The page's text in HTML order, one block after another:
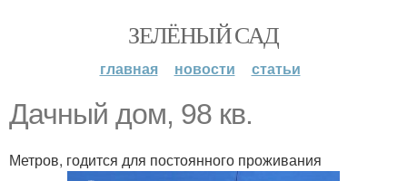
ЗЕЛЁНЫЙ САД
главная новости статьи
Дачный дом, 98 кв.
Метров, годится для постоянного проживания